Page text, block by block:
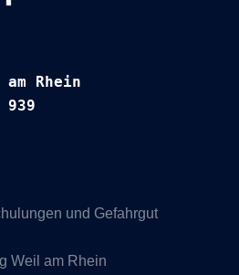
Rhein
und Gefahrgut
Weil am Rhein